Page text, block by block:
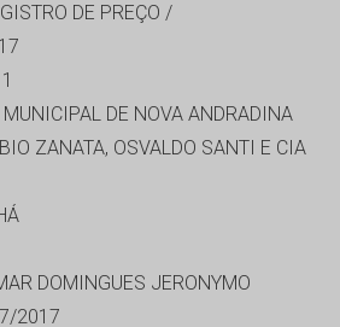
DE PREÇO /
MUNICIPAL DE NOVA ANDRADINA
ZANATA, OSVALDO SANTI E CIA
DOMINGUES JERONYMO
2017